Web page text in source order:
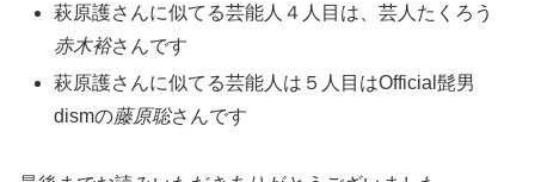
萩原護さんに似てる芸能人４人目は、芸人たくろう
赤木裕さんです
萩原護さんに似てる芸能人は５人目はOfficial髭男
dismの藤原聡さんです